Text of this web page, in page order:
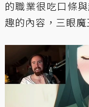
的職業很吃口條
趣的內容，三眼